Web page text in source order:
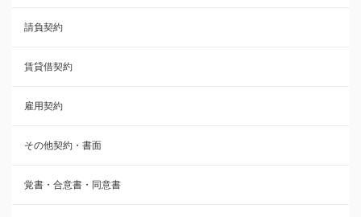
その他契約・書面
売買契約
株主総会議事録・関連書類
請負契約
フランチャイズ契約
請負契約
賃貸借契約
雇用契約
その他契約・書面
覚書・合意書・同意書